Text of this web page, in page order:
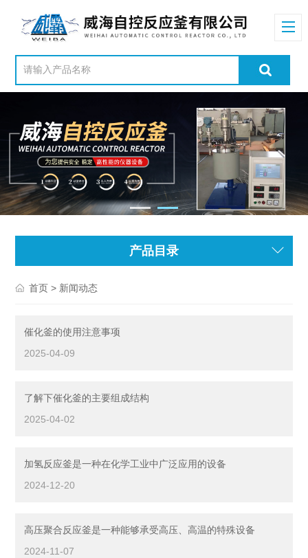
产品目录
首页 > 新闻动态
催化釜的使用注意事项
2025-04-09
了解下催化釜的主要组成结构
2025-04-02
加氢反应釜是一种在化学工业中广泛应用的设备
2024-12-20
高压聚合反应釜是一种能够承受高压、高温的特殊设备
2024-11-07